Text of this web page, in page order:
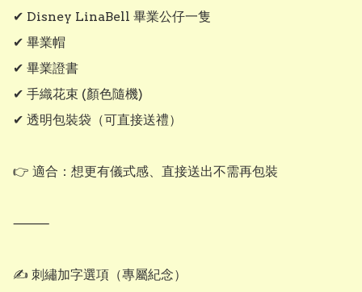
✔ Disney LinaBell 畢業公仔一隻
✔ 畢業帽
✔ 畢業證書
✔ 手織花束 (顏色隨機)
✔ 透明包裝袋（可直接送禮）
👉 適合：想更有儀式感、直接送出不需再包裝
⸻
✍️ 刺繡加字選項（專屬紀念）